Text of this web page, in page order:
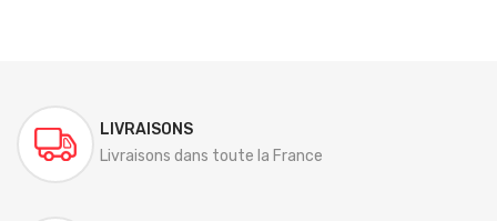
LIVRAISONS
Livraisons dans toute la France